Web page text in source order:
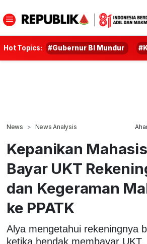
Hot Topics: #Gubernur BI Mundur
News News Analysis
Kepanikan
Bayar UKT
dan Kegeraman
ke PPATK
Alya mengetahui rekeningnya
ketika hendak membayar UKT.